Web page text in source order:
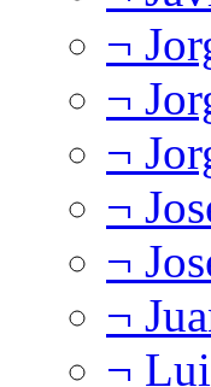
¬
¬
¬
¬
¬
¬
¬